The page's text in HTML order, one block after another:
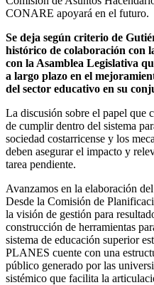
CONARE apoyará en el futuro.
Se deja según criterio de
histórico de colaboración con
con la Asamblea Legislativa
a largo plazo en el
del sector educativo en su
La discusión sobre el papel que
de cumplir dentro del sistema
sociedad costarricense y los
deben asegurar el impacto y
tarea pendiente.
Avanzamos en la elaboración
Desde la Comisión de
la visión de gestión para
construcción de herramientas
sistema de educación superior
PLANES cuente con una
público generado por las
sistémico que facilita la